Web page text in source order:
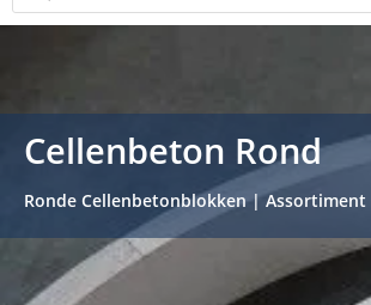
Cellenbeton Rond
Ronde Cellenbetonblokken | Assortiment